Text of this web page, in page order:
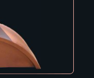
Воронеж
Горно-Алтайск